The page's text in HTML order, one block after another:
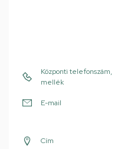
Központi telefonszám,
mellék
E-mail
Cím